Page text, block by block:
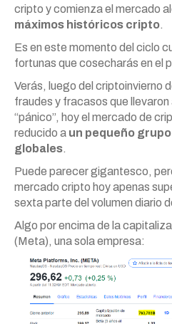
cripto y comienza el mercado
máximos históricos cripto.
Es en este momento del ciclo
fortunas que cosecharás en el
Verás, luego del criptoinvierno
fraudes y fracasos que
“pánico”, hoy el mercado de
reducido a un pequeño
globales.
Puede parecer gigantesco,
mercado cripto hoy apenas
sexta parte del volumen diario
Algo por encima de la
(Meta), una sola empresa: